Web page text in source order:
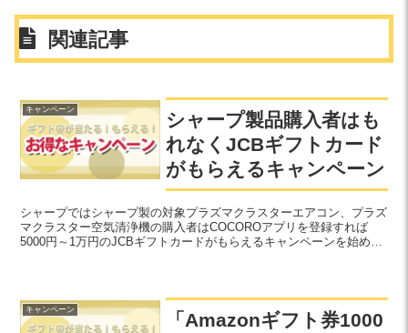
関連記事
キャンペーン
シャープ製品購入者はも
れなくJCBギフトカード
がもらえるキャンペーン
シャープではシャープ製の対象プラズマクラスターエアコン、プラズ
マクラスター空気清浄機の購入者はCOCOROアプリを登録すれば
5000円～1万円のJCBギフトカードがもらえるキャンペーンを始めま
キャンペーン
「Amazonギフト券1000